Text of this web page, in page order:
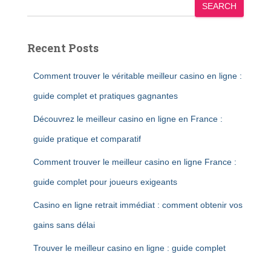
SEARCH
Recent Posts
Comment trouver le véritable meilleur casino en ligne :
guide complet et pratiques gagnantes
Découvrez le meilleur casino en ligne en France :
guide pratique et comparatif
Comment trouver le meilleur casino en ligne France :
guide complet pour joueurs exigeants
Casino en ligne retrait immédiat : comment obtenir vos
gains sans délai
Trouver le meilleur casino en ligne : guide complet